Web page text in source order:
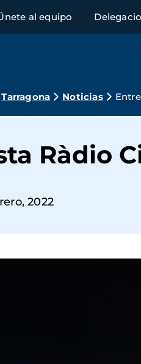
al equipo
Tarragona Noticias
Ràdio
2022